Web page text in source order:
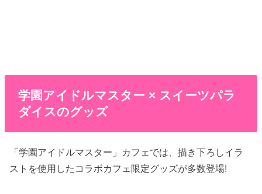
学園アイドルマスター × スイーツパラ
ダイスのグッズ
「学園アイドルマスター」カフェでは、描き下ろしイラ
ストを使用したコラボカフェ限定グッズが多数登場!